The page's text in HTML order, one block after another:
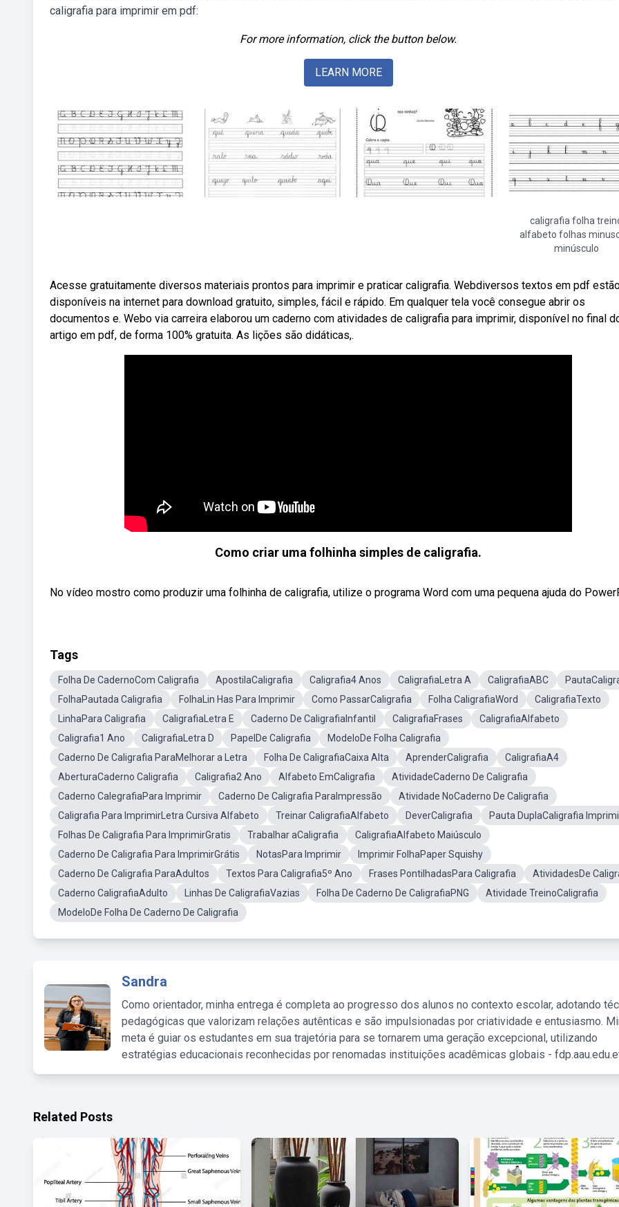
caligrafia para imprimir em pdf:
For more information, click the button below.
LEARN MORE
caligrafia folha
alfabeto folhas
minúsculo
Acesse gratuitamente diversos materiais prontos para imprimir e praticar caligrafia. Webdiversos textos em pdf
disponíveis na internet para download gratuito, simples, fácil e rápido. Em qualquer tela você consegue abrir os
documentos e. Webo via carreira elaborou um caderno com atividades de caligrafia para imprimir, disponível no final
artigo em pdf, de forma 100% gratuita. As lições são didáticas,.
Como criar uma folhinha simples de caligrafia.
No vídeo mostro como produzir uma folhinha de caligrafia, utilize o programa Word com uma pequena ajuda do
Tags
Folha De CadernoCom Caligrafia ApostilaCaligrafia Caligrafia4 Anos CaligrafiaLetra A CaligrafiaABC
FolhaPautada Caligrafia
FolhaLin Has Para Imprimir Como PassarCaligrafia Folha CaligrafiaWord
CaligrafiaTexto
LinhaPara Caligrafia
CaligrafiaLetra E Caderno De CaligrafiaInfantil CaligrafiaFrases
CaligrafiaAlfabeto
Caligrafia1 Ano
CaligrafiaLetra D PapelDe Caligrafia
ModeloDe Folha Caligrafia
Caderno De Caligrafia ParaMelhorar a Letra
Folha De CaligrafiaCaixa Alta AprenderCaligrafia
CaligrafiaA4
AberturaCaderno Caligrafia
Caligrafia2 Ano Alfabeto EmCaligrafia
AtividadeCaderno De Caligrafia
Caderno CalegrafiaPara Imprimir
Caderno De Caligrafia ParaImpressão
Atividade NoCaderno De Caligrafia
Caligrafia Para ImprimirLetra Cursiva Alfabeto
Treinar CaligrafiaAlfabeto DeverCaligrafia
Pauta DuplaCaligrafia
Folhas De Caligrafia Para ImprimirGratis
Trabalhar aCaligrafia
CaligrafiaAlfabeto Maiúsculo
Caderno De Caligrafia Para ImprimirGrátis
NotasPara Imprimir
Imprimir FolhaPaper Squishy
Caderno De Caligrafia ParaAdultos
Textos Para Caligrafia5º Ano Frases PontilhadasPara Caligrafia
AtividadesDe
Caderno CaligrafiaAdulto
Linhas De CaligrafiaVazias Folha De Caderno De CaligrafiaPNG
Atividade TreinoCaligrafia
ModeloDe Folha De Caderno De Caligrafia
Sandra
Como orientador, minha entrega é completa ao progresso dos alunos no contexto escolar, adotando
pedagógicas que valorizam relações autênticas e são impulsionadas por criatividade e entusiasmo.
meta é guiar os estudantes em sua trajetória para se tornarem uma geração excepcional, utilizando
estratégias educacionais reconhecidas por renomadas instituições acadêmicas globais -
Related Posts